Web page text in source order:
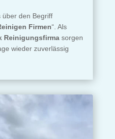
über den Begriff
Firmen“. Als
Reinigungsfirmasorgen
wieder zuverlässig